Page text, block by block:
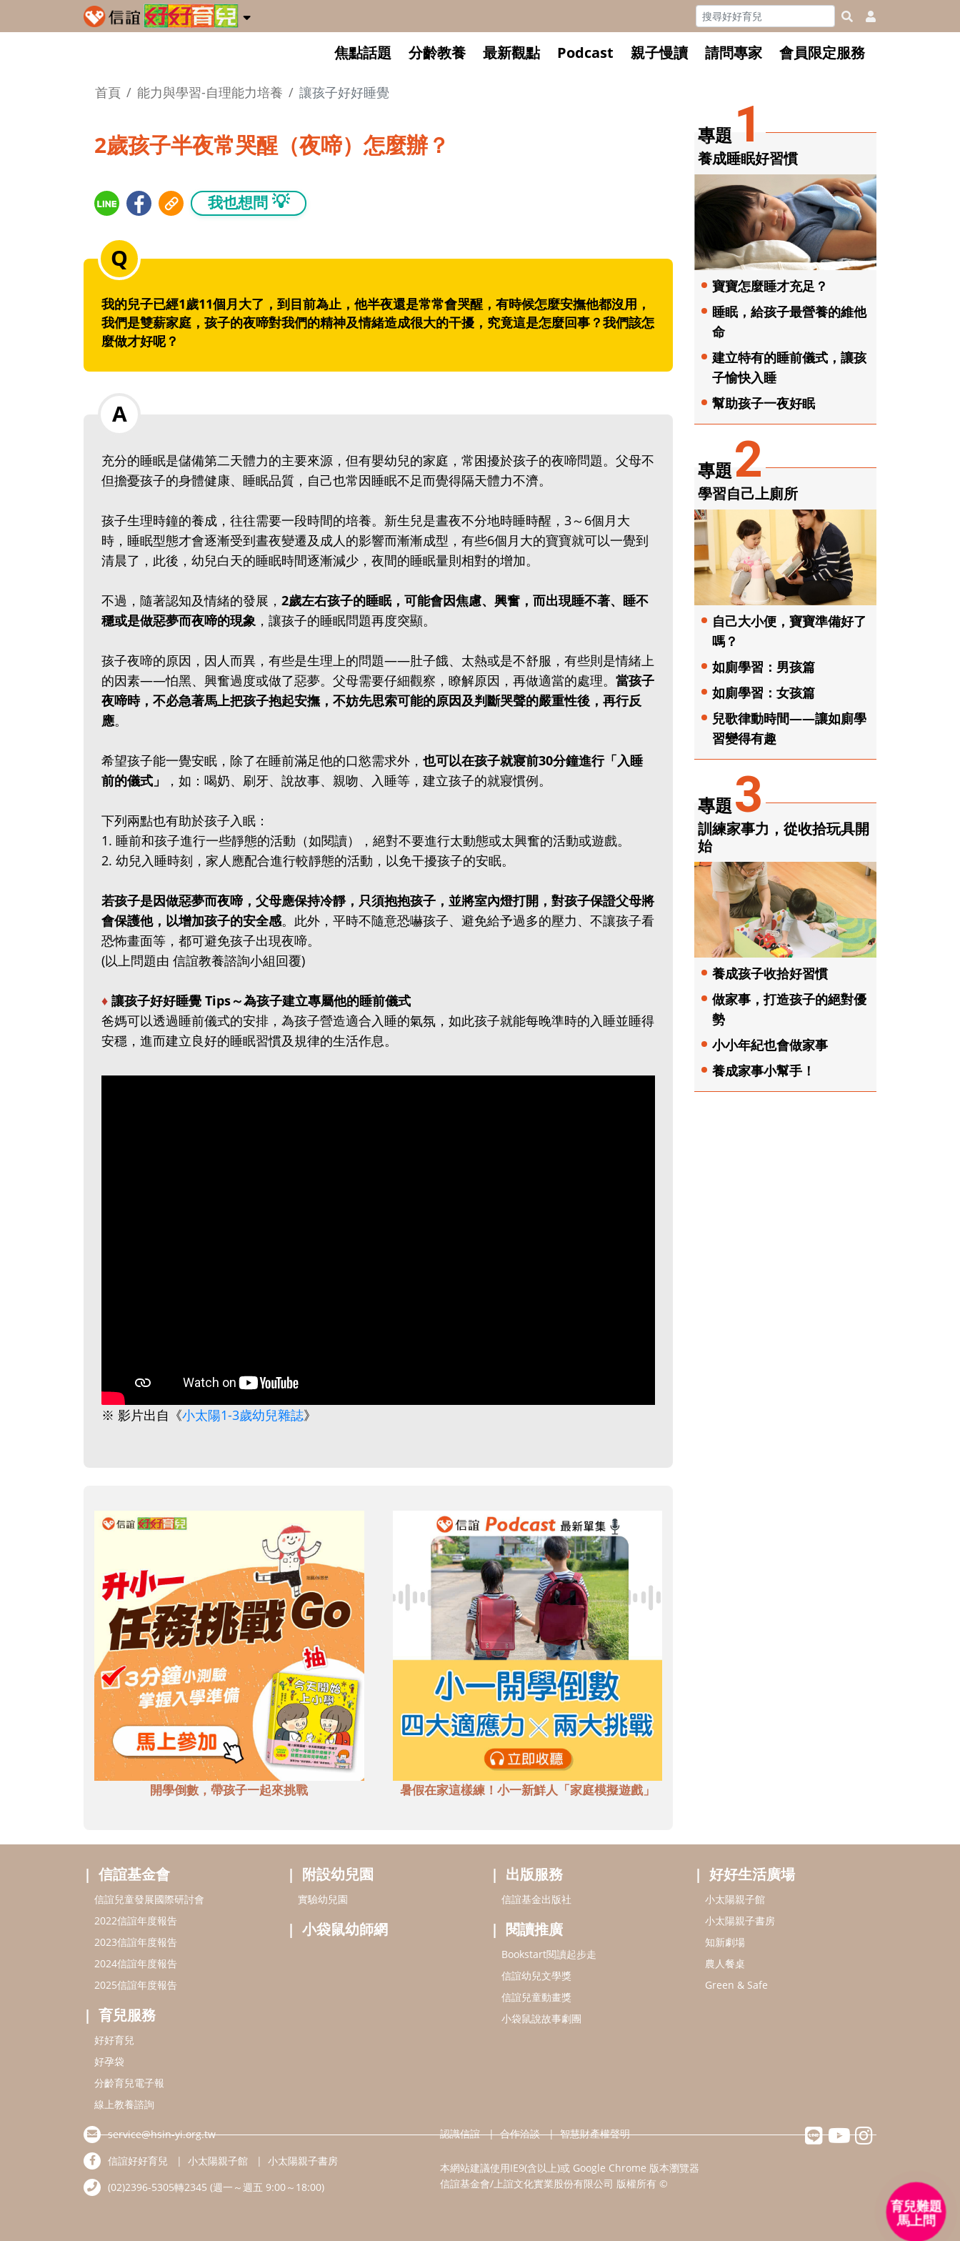
焦點話題 分齡教養 最新觀點 Podcast 親子慢讀 請問專家 會員限定服務
首頁 能力與學習-自理能力培養 讓孩子好好睡覺
2歲孩子半夜常哭醒（夜啼）怎麼辦？
我也想問 💡
我的兒子已經1歲11個月大了，到目前為止，他半夜還是常常會哭醒，有時候怎麼安撫他都沒用，
我們是雙薪家庭，孩子的夜啼對我們的精神及情緒造成很大的干擾，究竟這是怎麼回事？我們該怎
麼做才好呢？
充分的睡眠是儲備第二天體力的主要來源，但有嬰幼兒的家庭，常困擾於孩子的夜啼問題。父母不
但擔憂孩子的身體健康、睡眠品質，自己也常因睡眠不足而覺得隔天體力不濟。
孩子生理時鐘的養成，往往需要一段時間的培養。新生兒是晝夜不分地時睡時醒，3～6個月大
時，睡眠型態才會逐漸受到晝夜變遷及成人的影響而漸漸成型，有些6個月大的寶寶就可以一覺到
清晨了，此後，幼兒白天的睡眠時間逐漸減少，夜間的睡眠量則相對的增加。
不過，隨著認知及情緒的發展， 2歲左右孩子的睡眠，可能會因焦慮、興奮，而出現睡不著、睡不
穩或是做惡夢而夜啼的現象 ，讓孩子的睡眠問題再度突顯。
孩子夜啼的原因，因人而異，有些是生理上的問題——肚子餓、太熱或是不舒服，有些則是情緒上
的因素——怕黑、興奮過度或做了惡夢。父母需要仔細觀察，瞭解原因，再做適當的處理。 當孩子
夜啼時，不必急著馬上把孩子抱起安撫，不妨先思索可能的原因及判斷哭聲的嚴重性後，再行反
應。
希望孩子能一覺安眠，除了在睡前滿足他的口慾需求外， 也可以在孩子就寢前30分鐘進行「入睡
前的儀式」
，如：喝奶、刷牙、說故事、親吻、入睡等，建立孩子的就寢慣例。
下列兩點也有助於孩子入眠：
1. 睡前和孩子進行一些靜態的活動（如閱讀），絕對不要進行太動態或太興奮的活動或遊戲。
2. 幼兒入睡時刻，家人應配合進行較靜態的活動，以免干擾孩子的安眠。
若孩子是因做惡夢而夜啼，父母應保持冷靜，只須抱抱孩子，並將室內燈打開，對孩子保證父母將
會保護他，以增加孩子的安全感。此外，平時不隨意恐嚇孩子、避免給予過多的壓力、不讓孩子看
恐怖畫面等，都可避免孩子出現夜啼。
(以上問題由 信誼教養諮詢小組回覆)
♦ 讓孩子好好睡覺 Tips～為孩子建立專屬他的睡前儀式
爸媽可以透過睡前儀式的安排，為孩子營造適合入睡的氣氛，如此孩子就能每晚準時的入睡並睡得
安穩，進而建立良好的睡眠習慣及規律的生活作息。
※ 影片出自《小太陽1-3歲幼兒雜誌》
開學倒數，帶孩子一起來挑戰 暑假在家這樣練！小一新鮮人「家庭模擬遊戲」
專題 1
養成睡眠好習慣
寶寶怎麼睡才充足？
睡眠，給孩子最營養的維他
命
建立特有的睡前儀式，讓孩
子愉快入睡
幫助孩子一夜好眠
專題2
學習自己上廁所
自己大小便，寶寶準備好了
嗎？
如廁學習：男孩篇
如廁學習：女孩篇
兒歌律動時間——讓如廁學
習變得有趣
專題3
訓練家事力，從收拾玩具開
始
養成孩子收拾好習慣
做家事，打造孩子的絕對優
勢
小小年紀也會做家事
養成家事小幫手！
信誼基金會
信誼兒童發展國際研討會
2022信誼年度報告
2023信誼年度報告
2024信誼年度報告
2025信誼年度報告
育兒服務
好好育兒
好孕袋
分齡育兒電子報
線上教養諮詢
附設幼兒園
實驗幼兒園
小袋鼠幼師網
出版服務
信誼基金出版社
閱讀推廣
Bookstart閱讀起步走
信誼幼兒文學獎
信誼兒童動畫獎
小袋鼠說故事劇團
好好生活廣場
小太陽親子館
小太陽親子書房
知新劇場
農人餐桌
Green & Safe
service@hsin-yi.org.tw
信誼好好育兒
小太陽親子館
小太陽親子書房
(02)2396-5305轉2345 (週一～週五 9:00～18:00)
認識信誼 合作洽談 智慧財產權聲明
本網站建議使用IE9(含以上)或 Google Chrome 版本瀏覽器
信誼基金會/上誼文化實業股份有限公司 版權所有 ©
育兒難題
馬上問